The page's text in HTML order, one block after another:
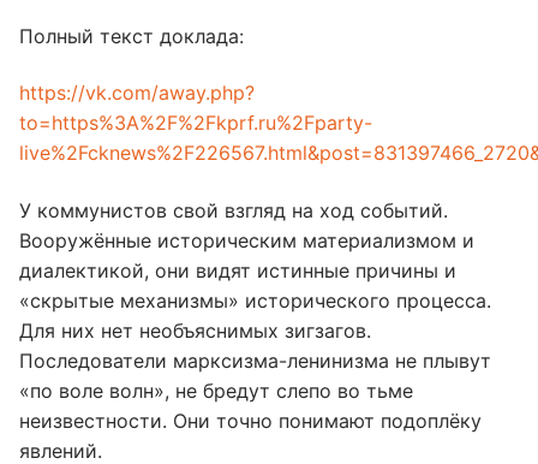
Полный текст доклада:
https://vk.com/away.php?
to=https%3A%2F%2Fkprf.ru%2Fparty-
У коммунистов свой взгляд на ход событий.
Вооружённые историческим материализмом и
диалектикой, они видят истинные причины и
«скрытые механизмы» исторического процесса.
Для них нет необъяснимых зигзагов.
Последователи марксизма-ленинизма не плывут
«по воле волн», не бредут слепо во тьме
неизвестности. Они точно понимают подоплёку
явлений.